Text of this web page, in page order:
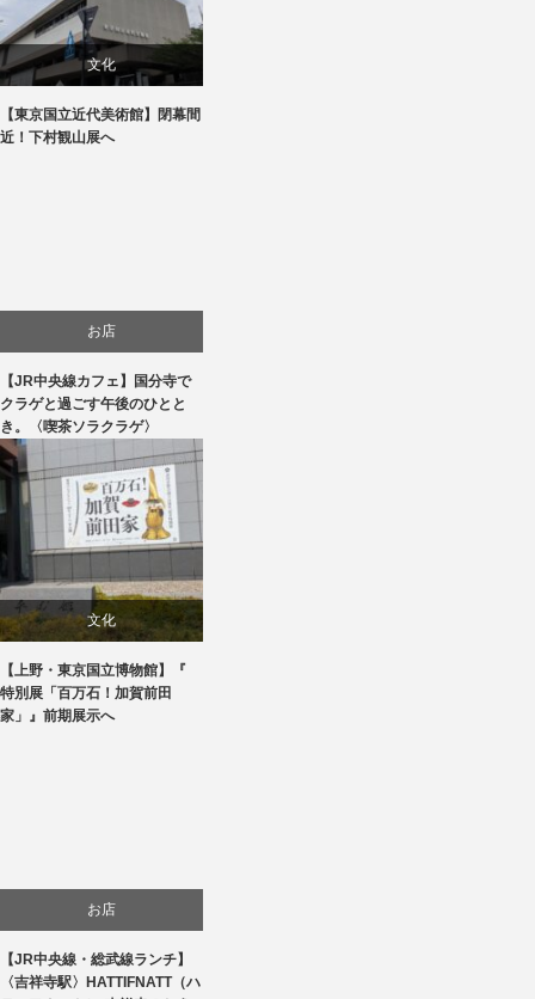
文化
美術展・美術館・博物館巡り
【東京国立近代美術館】閉幕間
近！下村観山展へ
お店
食べ物
【JR中央線カフェ】国分寺で
クラゲと過ごす午後のひとと
き。〈喫茶ソラクラゲ〉
文化
美術展・美術館・博物館巡り
【上野・東京国立博物館】『
特別展「百万石！加賀前田
家」』前期展示へ
お店
食べ物
【JR中央線・総武線ランチ】
〈吉祥寺駅〉HATTIFNATT（ハ